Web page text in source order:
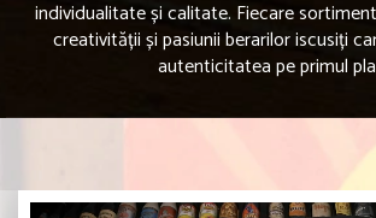
individualitate și calitate. Fiecare
creativității și pasiunii berarilor iscusiți
autenticitatea pe primul